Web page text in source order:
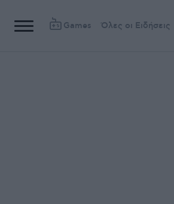
Games Όλες οι Ειδήσεις